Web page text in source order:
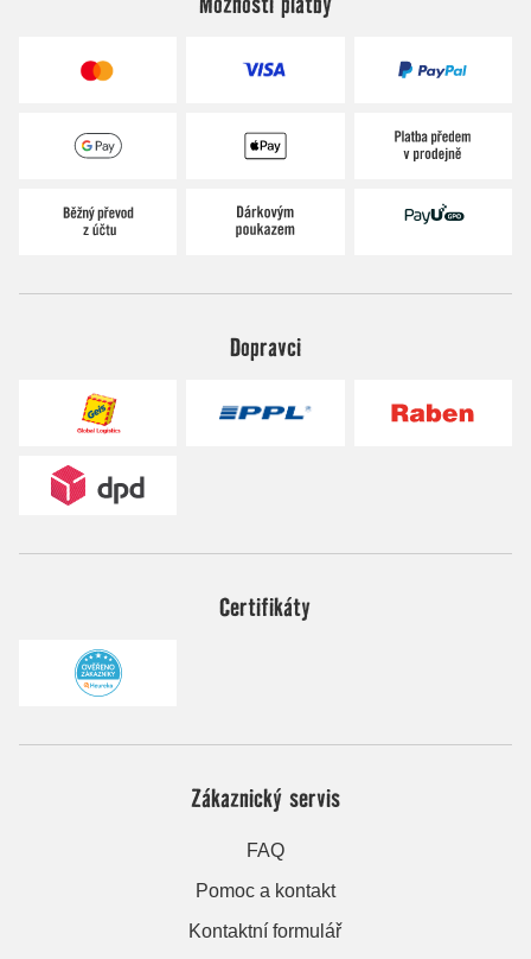
Dopravci
Certifikáty
Zákaznický servis
FAQ
Pomoc a kontakt
Kontaktní formulář